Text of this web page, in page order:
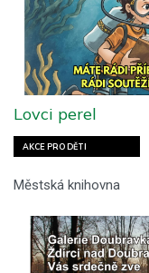
AKCE PRO DĚTI
Lovci perel
Městská knihovna